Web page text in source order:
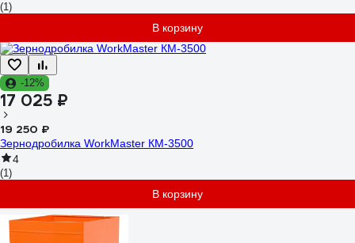
(1)
В корзину
-12%
17 025 ₽
19 250 ₽
Зернодробилка WorkMaster КМ-3500
4
(1)
В корзину